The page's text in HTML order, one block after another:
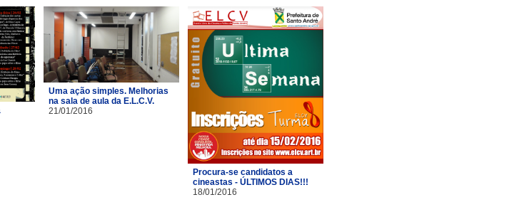
Uma ação simples. Melhorias
na sala de aula da E.L.C.V.
21/01/2016
Procura-se candidatos a
cineastas - ÚLTIMOS DIAS!!!
18/01/2016